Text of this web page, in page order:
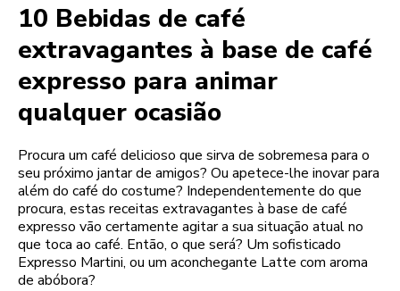
10 Bebidas de café
extravagantes à base de café
expresso para animar
qualquer ocasião
Procura um café delicioso que sirva de sobremesa para o
seu próximo jantar de amigos? Ou apetece-lhe inovar para
além do café do costume? Independentemente do que
procura, estas receitas extravagantes à base de café
expresso vão certamente agitar a sua situação atual no
que toca ao café. Então, o que será? Um sofisticado
Expresso Martini, ou um aconchegante Latte com aroma
de abóbora?